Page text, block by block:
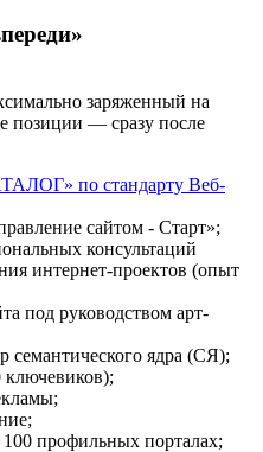
заряженный на
позиции — сразу после
по стандарту Веб-
сайтом - Старт»;
консультаций
интернет-проектов (опыт
под руководством арт-
семантического ядра (СЯ);
ключевиков);
профильных порталах;